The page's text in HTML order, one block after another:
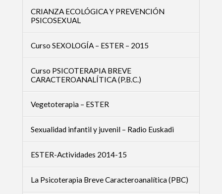
CRIANZA ECOLÓGICA Y PREVENCIÓN
PSICOSEXUAL
Curso SEXOLOGÍA – ESTER – 2015
Curso PSICOTERAPIA BREVE
CARACTEROANALÍTICA (P.B.C.)
Vegetoterapia – ESTER
Sexualidad infantil y juvenil – Radio Euskadi
ESTER-Actividades 2014-15
La Psicoterapia Breve Caracteroanalítica (PBC)